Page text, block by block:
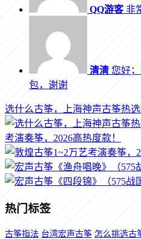
QQ游客非
清清 您好
包，谢谢
选什么古筝，上海神声古筝热选
考演奏筝，2026高热度款！
热门标签
古筝指法 台湾宏声古筝 怎么挑选古